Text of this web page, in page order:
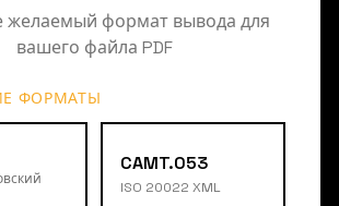
желаемый формат вывода для
вашего файла PDF
ФОРМАТЫ
CAMT.053
ISO 20022 XML